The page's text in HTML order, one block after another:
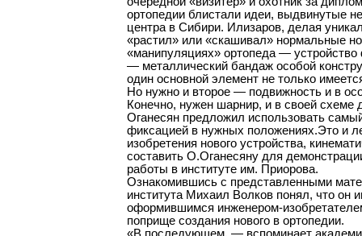
ортопедии блистали идеи, выдвинутые
центра в Сибири. Илизаров, делая
«растил» или «скашивал» нормальные
«манипуляциях» ортопеда —
— металлический бандаж особой
один основной элемент не только
Но нужно и второе — подвижность и в
Конечно, нужен шарнир, и в своей схеме
Оганесян предложил использовать
фиксацией в нужных положениях.Это и
изобретения нового устройства,
составить О.Оганесяну для
работы в институте им. Приорова.
Ознакомившись с представленными
института Михаил Волков понял, что
оформившимся инженером-
поприще создания нового в ортопедии.